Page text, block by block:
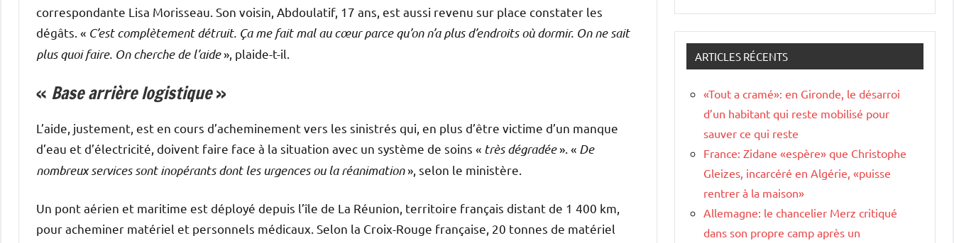
correspondante Lisa Morisseau. Son voisin, Abdoulatif, 17 ans, est aussi revenu sur place constater les
dégâts. « C’est complètement détruit. Ça me fait mal au cœur parce qu’on n’a plus d’endroits où dormir. On ne sait
plus quoi faire. On cherche de l’aide», plaide-t-il.
« Base arrière logistique»
L’aide, justement, est en cours d’acheminement vers les sinistrés qui, en plus d’être victime d’un manque
d’eau et d’électricité, doivent faire face à la situation avec un système de soins « très dégradée». « De
nombreux services sont inopérants dont les urgences ou la réanimation», selon le ministère.
Un pont aérien et maritime est déployé depuis l’île de La Réunion, territoire français distant de 1 400 km,
pour acheminer matériel et personnels médicaux. Selon la Croix-Rouge française, 20 tonnes de matériel
ARTICLES RÉCENTS
«Tout a cramé»: en Gironde, le désarroi
d’un habitant qui reste mobilisé pour
sauver ce qui reste
France: Zidane «espère» que Christophe
Gleizes, incarcéré en Algérie, «puisse
rentrer à la maison»
Allemagne: le chancelier Merz critiqué
dans son propre camp après un